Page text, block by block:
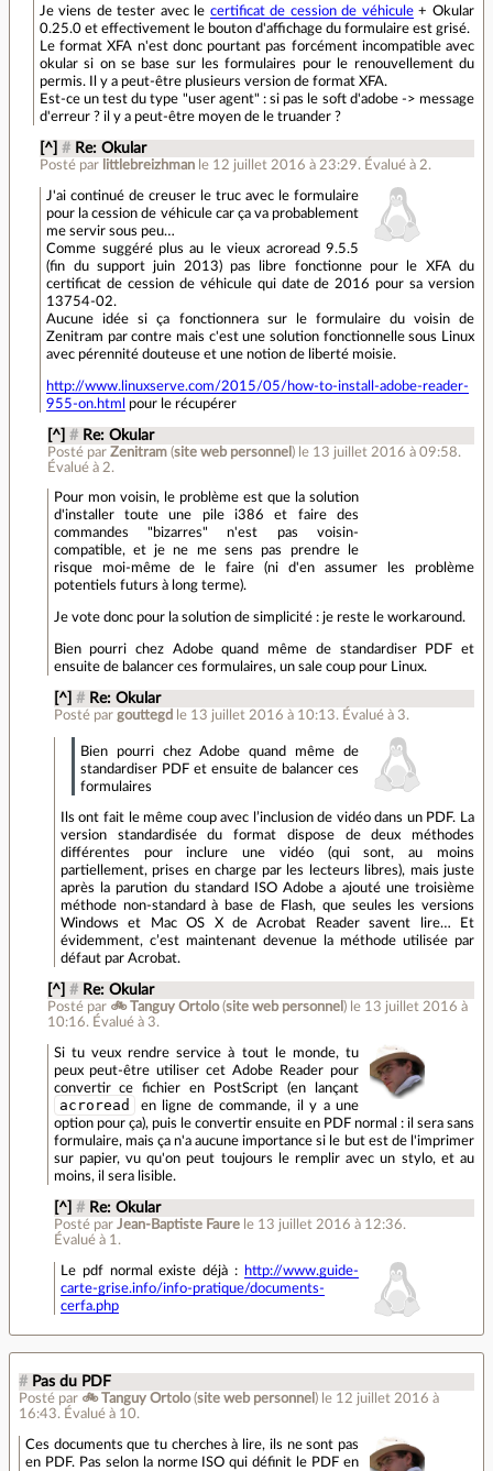
Je viens de tester avec le certificat de cession de véhicule+ Okular
0.25.0 et effectivement le bouton d'affichage du formulaire est grisé.
Le format XFA n'est donc pourtant pas forcément incompatible avec
okular si on se base sur les formulaires pour le renouvellement du
permis. Il y a peut-être plusieurs version de format XFA.
Est-ce un test du type "user agent" : si pas le soft d'adobe -> message
d'erreur ? il y a peut-être moyen de le truander ?
[^] # Re: Okular
Posté par littlebreizhman le 12 juillet 2016 à 23:29. Évalué à 2.
J'ai continué de creuser le truc avec le formulaire
pour la cession de véhicule car ça va probablement
me servir sous peu…
Comme suggéré plus au le vieux acroread 9.5.5
(fin du support juin 2013) pas libre fonctionne pour le XFA du
certificat de cession de véhicule qui date de 2016 pour sa version
13754-02.
Aucune idée si ça fonctionnera sur le formulaire du voisin de
Zenitram par contre mais c'est une solution fonctionnelle sous Linux
avec pérennité douteuse et une notion de liberté moisie.
http://www.linuxserve.com/2015/05/how-to-install-adobe-reader-
955-on.html
pour le récupérer
[^] # Re: Okular
Posté par Zenitram(site web personnel ) le 13 juillet 2016 à 09:58.
Évalué à 2.
Pour mon voisin, le problème est que la solution
d'installer toute une pile i386 et faire des
commandes "bizarres" n'est pas voisin-
compatible, et je ne me sens pas prendre le
risque moi-même de le faire (ni d'en assumer les problème
potentiels futurs à long terme).
Je vote donc pour la solution de simplicité : je reste le workaround.
Bien pourri chez Adobe quand même de standardiser PDF et
ensuite de balancer ces formulaires, un sale coup pour Linux.
[^] # Re: Okular
Posté par gouttegd le 13 juillet 2016 à 10:13. Évalué à 3.
Bien pourri chez Adobe quand même de
standardiser PDF et ensuite de balancer ces
formulaires
Ils ont fait le même coup avec l’inclusion de vidéo dans un PDF. La
version standardisée du format dispose de deux méthodes
différentes pour inclure une vidéo (qui sont, au moins
partiellement, prises en charge par les lecteurs libres), mais juste
après la parution du standard ISO Adobe a ajouté une troisième
méthode non-standard à base de Flash, que seules les versions
Windows et Mac OS X de Acrobat Reader savent lire… Et
évidemment, c’est maintenant devenue la méthode utilisée par
défaut par Acrobat.
[^] # Re: Okular
Posté par 🚲 Tanguy Ortolo(site web personnel ) le 13 juillet 2016 à
10:16. Évalué à 3.
Si tu veux rendre service à tout le monde, tu
peux peut-être utiliser cet Adobe Reader pour
convertir ce fichier en PostScript (en lançant
acroread
en ligne de commande, il y a une
option pour ça), puis le convertir ensuite en PDF normal : il sera sans
formulaire, mais ça n'a aucune importance si le but est de l'imprimer
sur papier, vu qu'on peut toujours le remplir avec un stylo, et au
moins, il sera lisible.
[^] # Re: Okular
Posté par Jean-Baptiste Faure le 13 juillet 2016 à 12:36.
Évalué à 1 .
Le pdf normal existe déjà :
http://www.guide-
carte-grise.info/info-pratique/documents-
cerfa.php
# Pas du PDF
Posté par 🚲 Tanguy Ortolo(site web personnel ) le 12 juillet 2016 à
16:43. Évalué à 10.
Ces documents que tu cherches à lire, ils ne sont pas
en PDF. Pas selon la norme ISO qui définit le PDF en